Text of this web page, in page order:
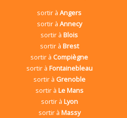
sortir àAngers
sortir à Annecy
sortir àBlois
sortir à Brest
sortir à Compiègne
sortir à Fontainebleau
sortir à Grenoble
sortir à Le Mans
sortir à Lyon
sortir à Massy